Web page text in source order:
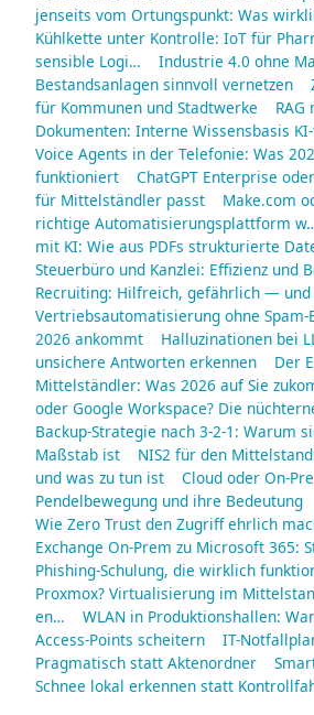
jenseits vom Ortungspunkt: Was
Kühlkette unter Kontrolle: IoT für
sensible Logi…
Industrie 4.0 ohne
Bestandsanlagen sinnvoll vernetzen
für Kommunen und Stadtwerke
Dokumenten: Interne Wissensbasis
Voice Agents in der Telefonie: Was
funktioniert
ChatGPT Enterprise
für Mittelständler passt
Make.com
richtige Automatisierungsplattform
mit KI: Wie aus PDFs strukturierte
Steuerbüro und Kanzlei: Effizienz und
Recruiting: Hilfreich, gefährlich — und
Vertriebsautomatisierung ohne Spam-
2026 ankommt
Halluzinationen bei
unsichere Antworten erkennen
Der
Mittelständler: Was 2026 auf Sie
oder Google Workspace? Die
Backup-Strategie nach 3-2-1: Warum
Maßstab ist
NIS2 für den
und was zu tun ist
Cloud oder On-
Pendelbewegung und ihre Bedeutung
Wie Zero Trust den Zugriff ehrlich
Exchange On-Prem zu Microsoft 365:
Phishing-Schulung, die wirklich
Proxmox? Virtualisierung im
en…
WLAN in Produktionshallen:
Access-Points scheitern
IT-
Pragmatisch statt Aktenordner
Schnee lokal erkennen statt